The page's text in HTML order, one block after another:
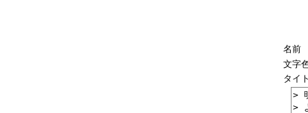
名前
文字
タイ